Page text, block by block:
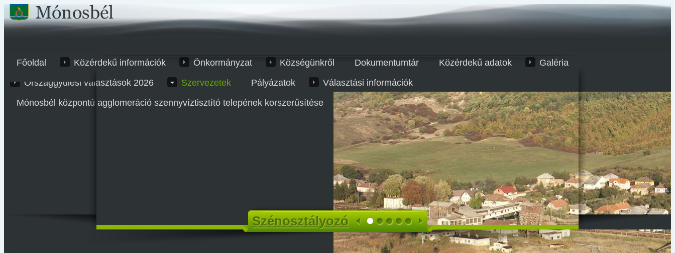
Főoldal Közérdekű információk Önkormányzat Községünkről Dokumentumtár Közérdekű adatok
Galéria
Országgyűlési választások 2026
Szervezetek Pályázatok
Választási információk
Mónosbél központú agglomeráció szennyvíztisztító telepének korszerűsítése
Szénosztályozó